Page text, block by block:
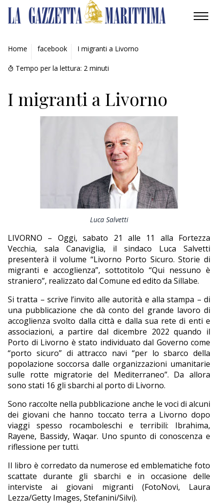
AMBIENTE
MOBILITÀ
INDUSTRIA
NAUTICA
EDITORIALI
Home facebook I migranti a Livorno
Tempo per la lettura: 2 minuti
I migranti a Livorno
Luca Salvetti
LIVORNO – Oggi, sabato 21 alle 11 alla Fortezza
Vecchia, sala Canaviglia, il sindaco Luca Salvetti
presenterà il volume “Livorno Porto Sicuro. Storie di
migranti e accoglienza”, sottotitolo “Qui nessuno è
straniero”, realizzato dal Comune ed edito da Sillabe.
Si tratta – scrive l’invito alle autorità e alla stampa – di
una pubblicazione che dà conto del grande lavoro di
accoglienza svolto dalla città e dalla sua rete di enti e
associazioni, a partire dal dicembre 2022 quando il
Porto di Livorno è stato individuato dal Governo come
“porto sicuro” di attracco navi “per lo sbarco della
popolazione soccorsa dalle organizzazioni umanitarie
sulle rotte migratorie del Mediterraneo”. Da allora
sono stati 16 gli sbarchi al porto di Livorno.
Sono raccolte nella pubblicazione anche le voci di alcuni
dei giovani che hanno toccato terra a Livorno dopo
viaggi spesso rocamboleschi e terribili: Ibrahima,
Rayene, Bassidy, Waqar. Uno spunto di conoscenza e
riflessione per tutti.
Il libro è corredato da numerose ed emblematiche foto
scattate durante gli sbarchi e in occasione delle
interviste ai giovani migranti (FotoNovi, Laura
Lezza/Getty Images, Stefanini/Silvi).